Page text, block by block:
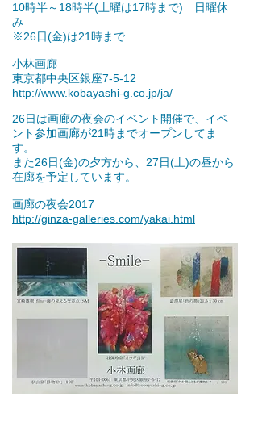
10時半～18時半(土曜は17時まで) 日曜休
み
※26日(金)は21時まで
小林画廊
東京都中央区銀座7-5-12
http://www.kobayashi-g.co.jp/ja/
26日は画廊の夜会のイベント開催で、イベ
ント参加画廊が21時までオープンしてま
す。
また26日(金)の夕方から、27日(土)の昼から
在廊を予定しています。
画廊の夜会2017
http://ginza-galleries.com/yakai.html
■雑誌掲載
5月20日(土)発売の雑誌『美術の窓』6月号
新人大図鑑2017「編集部が選ぶ！注目の新
人40」のコーナーにてチラッとご紹介頂い
http://www.tomosha.com/mado/